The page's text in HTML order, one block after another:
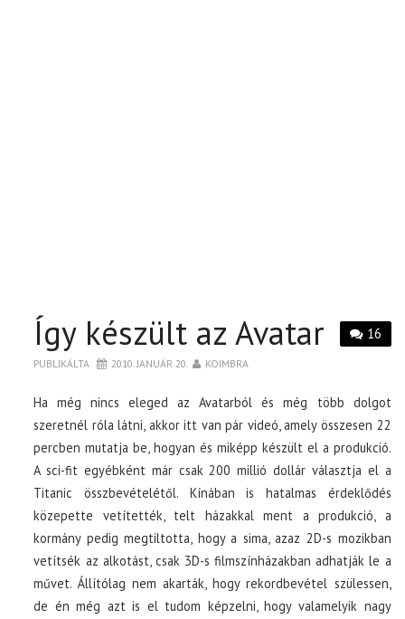
16
Így készült az Avatar
PUBLIKÁLTA 2010. JANUÁR 20. KOIMBRA
Ha még nincs eleged az Avatarból és még több dolgot
szeretnél róla látni, akkor itt van pár videó, amely összesen 22
percben mutatja be, hogyan és miképp készült el a produkció.
A sci-fit egyébként már csak 200 millió dollár választja el a
Titanic összbevételétől. Kínában is hatalmas érdeklődés
közepette vetítették, telt házakkal ment a produkció, a
kormány pedig megtiltotta, hogy a sima, azaz 2D-s mozikban
vetítsék az alkotást, csak 3D-s filmszínházakban adhatják le a
művet. Állítólag nem akarták, hogy rekordbevétel szülessen,
de én még azt is el tudom képzelni, hogy valamelyik nagy